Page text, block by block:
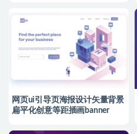
网页ui引导页海报设计矢量背景
扁平化创意等距插画banner